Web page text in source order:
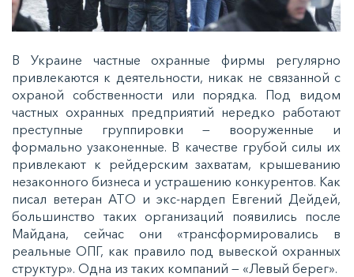
В Украине частные охранные фирмы регулярно
привлекаются к деятельности, никак не связанной с
охраной собственности или порядка. Под видом
частных охранных предприятий нередко работают
преступные группировки — вооруженные и
формально узаконенные. В качестве грубой силы их
привлекают к рейдерским захватам, крышеванию
незаконного бизнеса и устрашению конкурентов. Как
писал ветеран АТО и экс-нардеп Евгений Дейдей,
большинство таких организаций появились после
Майдана, сейчас они «трансформировались в
реальные ОПГ, как правило под вывеской охранных
структур». Одна из таких компаний — «Левый берег».